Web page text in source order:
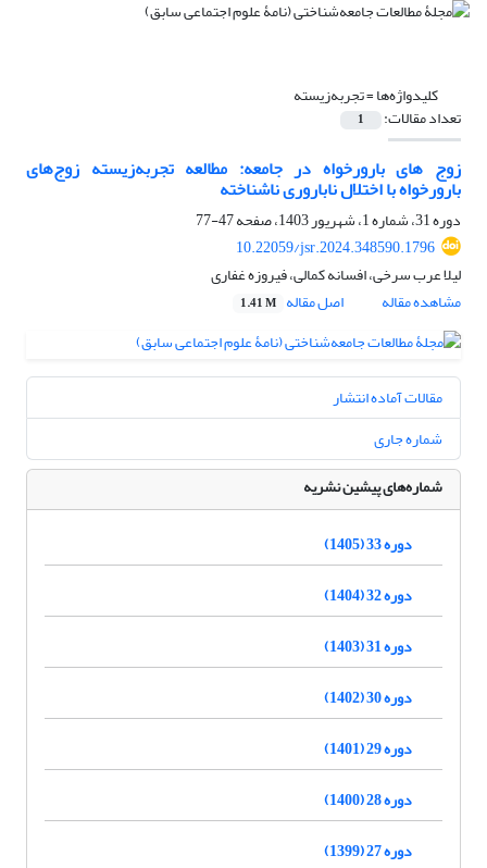
کلیدواژه‌ها =تجربه‌زیسته
تعداد مقالات: 1
زوج های بارورخواه در جامعه: مطالعه تجربه‌زیسته زوج‌های
بارورخواه با اختلال ناباروری ناشناخته
دوره 31، شماره 1، شهریور 1403، صفحه
47-77
10.22059/jsr.2024.348590.1796
لیلا عرب سرخی، افسانه کمالی، فیروزه غفاری
مشاهده مقاله
اصل مقاله 1.41 M
مقالات آماده انتشار
شماره جاری
شماره‌های پیشین نشریه
دوره 33 (1405)
دوره 32 (1404)
دوره 31 (1403)
دوره 30 (1402)
دوره 29 (1401)
دوره 28 (1400)
دوره 27 (1399)